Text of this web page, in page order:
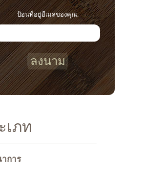
ป้อนที่อยู่อีเมลของคุณ:
ลงนาม
เภท
การ